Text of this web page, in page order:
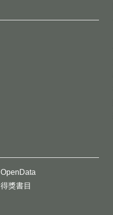
OpenData
得獎書目